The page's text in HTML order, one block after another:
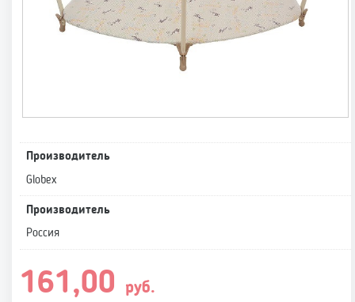
Производитель
Globex
Производитель
Россия
161,00 руб.